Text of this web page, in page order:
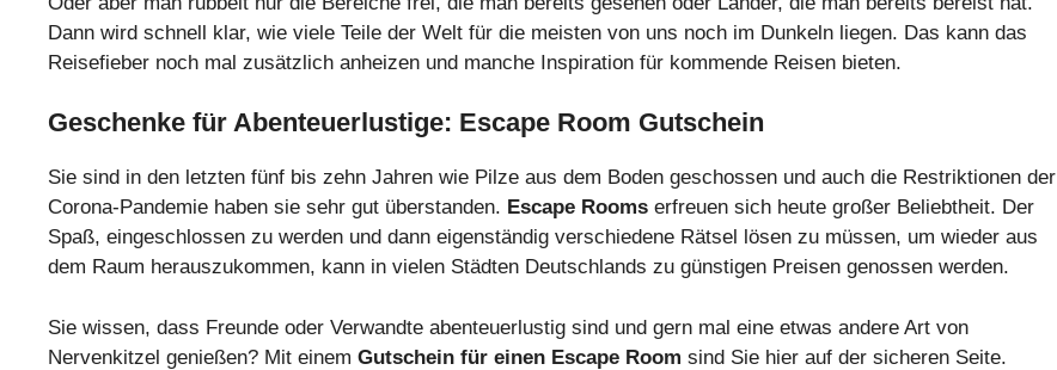
Dann wird schnell klar, wie viele Teile der Welt für die meisten von uns noch im Dunkeln liegen. Das kann das
Reisefieber noch mal zusätzlich anheizen und manche Inspiration für kommende Reisen bieten.
Geschenke für Abenteuerlustige: Escape Room Gutschein
Sie sind in den letzten fünf bis zehn Jahren wie Pilze aus dem Boden geschossen und auch die Restriktionen der
Corona-Pandemie haben sie sehr gut überstanden. Escape Rooms erfreuen sich heute großer Beliebtheit. Der
Spaß, eingeschlossen zu werden und dann eigenständig verschiedene Rätsel lösen zu müssen, um wieder aus
dem Raum herauszukommen, kann in vielen Städten Deutschlands zu günstigen Preisen genossen werden.
Sie wissen, dass Freunde oder Verwandte abenteuerlustig sind und gern mal eine etwas andere Art von
Nervenkitzel genießen? Mit einem Gutschein für einen Escape Room sind Sie hier auf der sicheren Seite.